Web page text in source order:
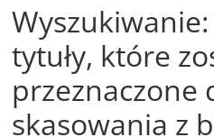
tytuły, które
przeznaczone
skasowania z